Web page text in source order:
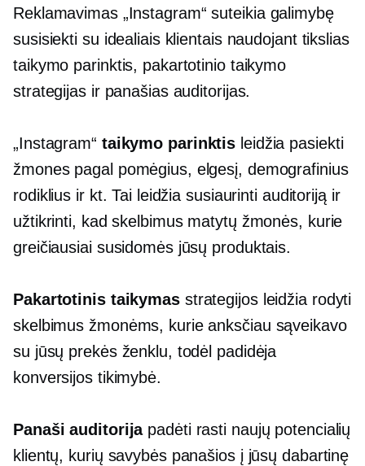
Reklamavimas „Instagram“ suteikia galimybę
susisiekti su idealiais klientais naudojant tikslias
taikymo parinktis, pakartotinio taikymo
strategijas ir panašias auditorijas.
„Instagram“ taikymo parinktis leidžia pasiekti
žmones pagal pomėgius, elgesį, demografinius
rodiklius ir kt. Tai leidžia susiaurinti auditoriją ir
užtikrinti, kad skelbimus matytų žmonės, kurie
greičiausiai susidomės jūsų produktais.
Pakartotinis taikymasstrategijos leidžia rodyti
skelbimus žmonėms, kurie anksčiau sąveikavo
su jūsų prekės ženklu, todėl padidėja
konversijos tikimybė.
Panaši auditorijapadėti rasti naujų potencialių
klientų, kurių savybės panašios į jūsų dabartinę